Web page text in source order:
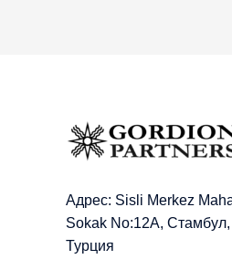
Адрес: Sisli Merkez
Sokak No:12A,
Турция